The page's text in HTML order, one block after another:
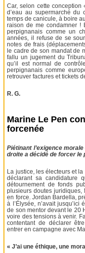
Car, selon cette
d’eau au supermarché
temps de canicule, à boire
raison de me condamner !
perpignanais comme un
années, il refuse de se
notes de frais
le cadre de son mandat de
fallu un jugement du
qu’il est normal de
perpignanais comme
retrouver factures et tickets
R. G.
Marine Le Pen
forcenée
Piétinant l’exigence
droite a décidé de forcer le
La justice, les électeurs et
déclarant sa candidature
détournement de fonds
plusieurs doutes
en force. Jordan Bardella,
à l’Élysée, n’avait
de son mentor devant le 20
voire des tensions à venir.
contentant de déclarer
entrer en campagne avec
« J’ai une éthique, une